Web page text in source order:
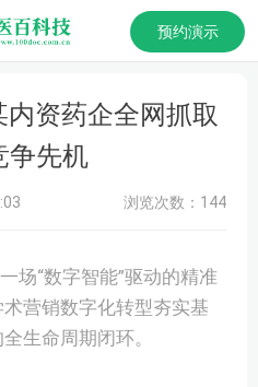
预约演示
资药企全网抓取
争先机
浏览次数：144
场“数字智能”驱动的精准
营销数字化转型夯实基
生命周期闭环。